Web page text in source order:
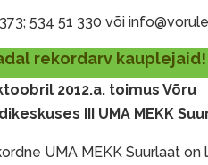
534 51 330 või
rekordarv kauplejaid!
2012.a. toimus Võru
III UMA MEKK
UMA MEKK Suurlaat on